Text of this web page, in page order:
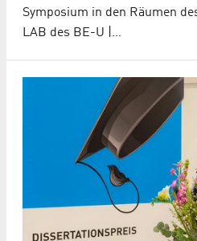
Symposium in den Räumen
LAB des BE-U |…